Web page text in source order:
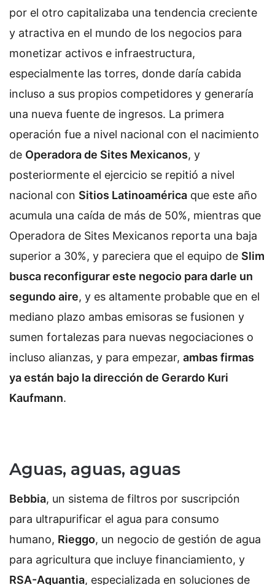
por el otro capitalizaba una tendencia creciente
y atractiva en el mundo de los negocios para
monetizar activos e infraestructura,
especialmente las torres, donde daría cabida
incluso a sus propios competidores y generaría
una nueva fuente de ingresos. La primera
operación fue a nivel nacional con el nacimiento
de Operadora de Sites Mexicanos, y
posteriormente el ejercicio se repitió a nivel
nacional con Sitios Latinoamérica que este año
acumula una caída de más de 50%, mientras que
Operadora de Sites Mexicanos reporta una baja
superior a 30%, y pareciera que el equipo de Slim
busca reconfigurar este negocio para darle un
segundo aire, y es altamente probable que en el
mediano plazo ambas emisoras se fusionen y
sumen fortalezas para nuevas negociaciones o
incluso alianzas, y para empezar, ambas firmas
ya están bajo la dirección de Gerardo Kuri
Kaufmann.
Aguas, aguas, aguas
Bebbia, un sistema de filtros por suscripción
para ultrapurificar el agua para consumo
humano, Rieggo, un negocio de gestión de agua
para agricultura que incluye financiamiento, y
RSA-Aquantia, especializada en soluciones de